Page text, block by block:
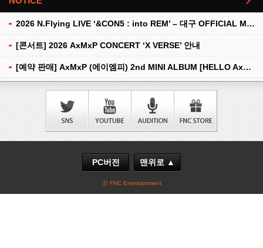
2026 N.Flying LIVE ‘&CON5 : into REM’ – 대구 OFFICIAL MD 현장 판매 안내
[콘서트] 2026 AxMxP CONCERT ‘X VERSE’ 안내
[예약 판매] AxMxP (에이엠피) 2nd MINI ALBUM [HELLO AxMxP] 예약 판매 안내
PC버전 맨위로 ▲
ⓒ FNC Entertainment